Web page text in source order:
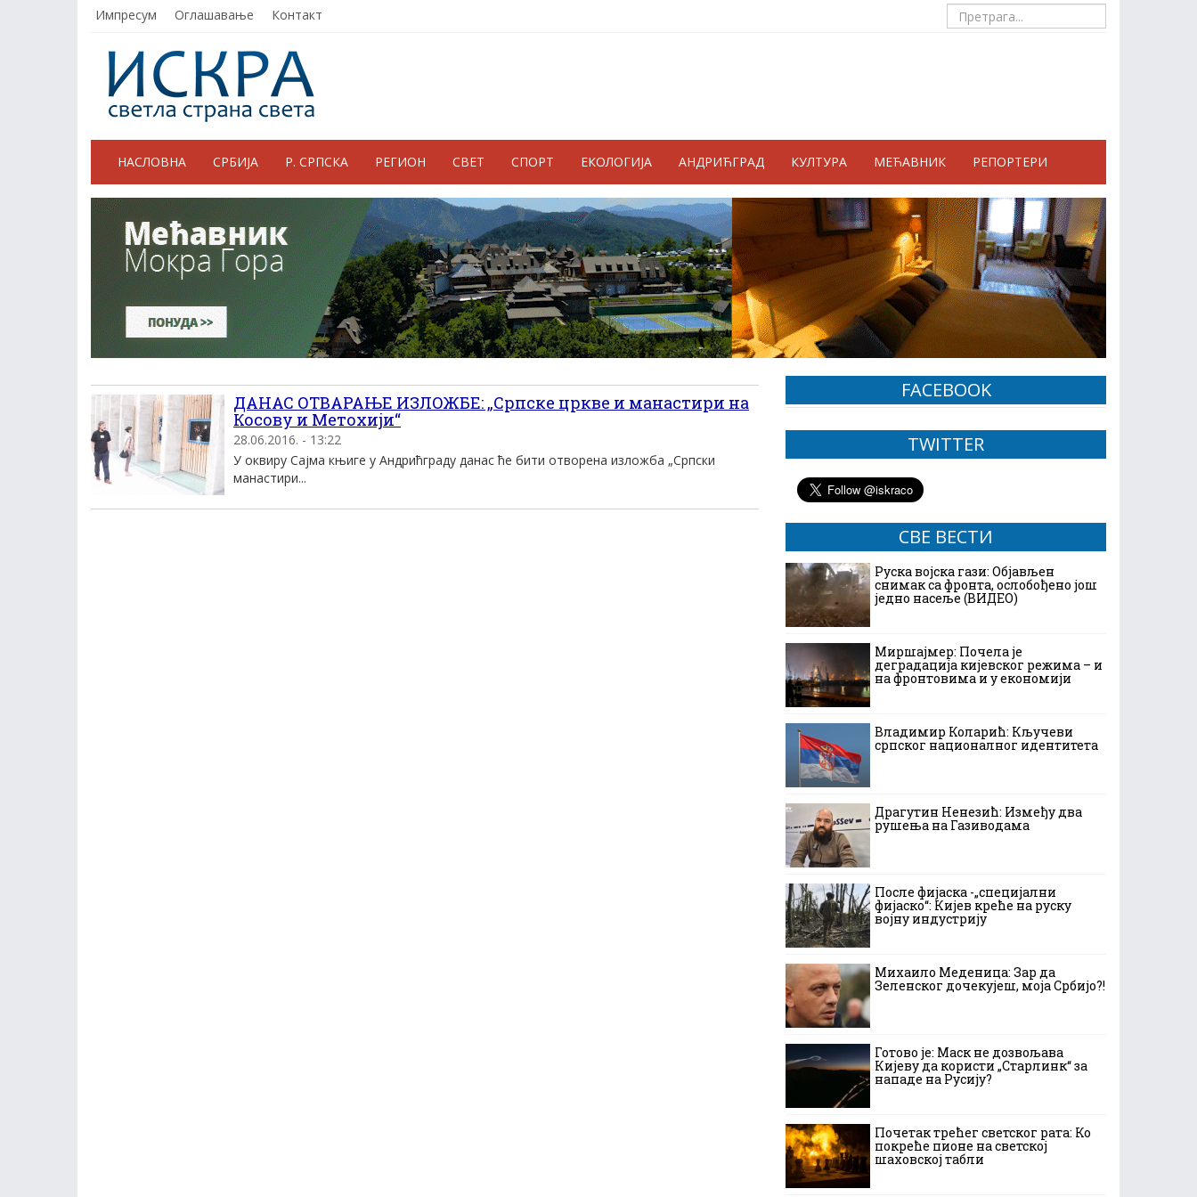
Импресум Оглашавање Контакт
НАСЛОВНА СРБИЈА Р. СРПСКА РЕГИОН СВЕТ СПОРТ ЕКОЛОГИЈА АНДРИЋГРАД КУЛТУРА МЕЋАВНИК РЕПОРТЕРИ
ДАНАС ОТВАРАЊЕ ИЗЛОЖБЕ: „Српске цркве и манастири на
Косову и Метохији“
28.06.2016. - 13:22
У оквиру Сајма књиге у Андрићграду данас ће бити отворена изложба „Српски
манастири...
FACEBOOK
TWITTER
СВЕ ВЕСТИ
Руска војска гази: Објављен
снимак са фронта, ослобођено још
једно насеље (ВИДЕО)
Миршајмер: Почела је
деградација кијевског режима – и
на фронтовима и у економији
Владимир Коларић: Кључеви
српског националног идентитета
Драгутин Ненезић: Између два
рушења на Газиводама
После фијаска -„специјални
фијаско“: Кијев креће на руску
војну индустрију
Михаило Меденица: Зар да
Зеленског дочекујеш, моја Србијо?!
Готово је: Маск не дозвољава
Кијеву да користи „Старлинк“ за
нападе на Русију?
Почетак трећег светског рата: Ко
покреће пионе на светској
шаховској табли